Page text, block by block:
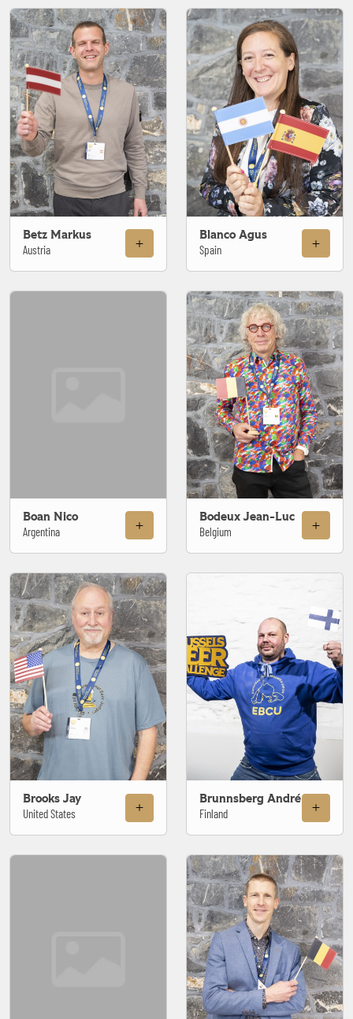
Betz Markus
Austria
Blanco Agus
Spain
Boan Nico
Argentina
Bodeux Jean-Luc
Belgium
Brooks Jay
United States
Brunnsberg André
Finland